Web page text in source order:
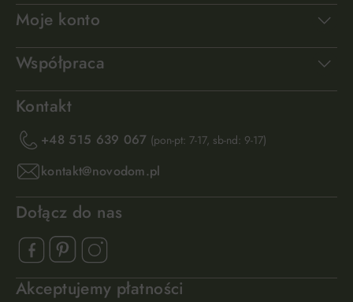
Moje konto
Współpraca
Kontakt
+48 515 639 067 (pon-pt: 7-17, sb-nd: 9-17)
kontakt@novodom.pl
Dołącz do nas
Akceptujemy płatności